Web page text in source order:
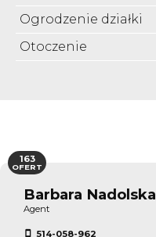
Ogrodzenie działki
Otoczenie
Barbara Nadolska
Agent
514-058-962
163
OFERT